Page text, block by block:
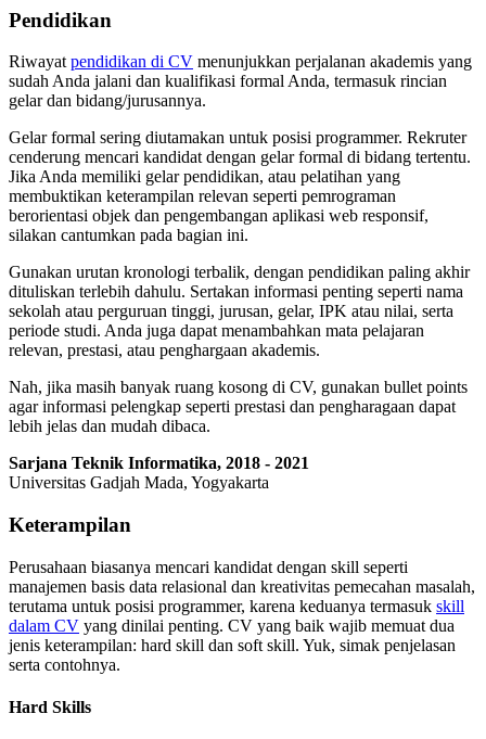
Pendidikan
Riwayat pendidikan di CV menunjukkan perjalanan akademis yang
sudah Anda jalani dan kualifikasi formal Anda, termasuk rincian
gelar dan bidang/jurusannya.
Gelar formal sering diutamakan untuk posisi programmer. Rekruter
cenderung mencari kandidat dengan gelar formal di bidang tertentu.
Jika Anda memiliki gelar pendidikan, atau pelatihan yang
membuktikan keterampilan relevan seperti pemrograman
berorientasi objek dan pengembangan aplikasi web responsif,
silakan cantumkan pada bagian ini.
Gunakan urutan kronologi terbalik, dengan pendidikan paling akhir
dituliskan terlebih dahulu. Sertakan informasi penting seperti nama
sekolah atau perguruan tinggi, jurusan, gelar, IPK atau nilai, serta
periode studi. Anda juga dapat menambahkan mata pelajaran
relevan, prestasi, atau penghargaan akademis.
Nah, jika masih banyak ruang kosong di CV, gunakan bullet points
agar informasi pelengkap seperti prestasi dan pengharagaan dapat
lebih jelas dan mudah dibaca.
Sarjana Teknik Informatika, 2018 - 2021
Universitas Gadjah Mada, Yogyakarta
Keterampilan
Perusahaan biasanya mencari kandidat dengan skill seperti
manajemen basis data relasional dan kreativitas pemecahan masalah,
terutama untuk posisi programmer, karena keduanya termasuk skill
dalam CV yang dinilai penting. CV yang baik wajib memuat dua
jenis keterampilan: hard skill dan soft skill. Yuk, simak penjelasan
serta contohnya.
Hard Skills